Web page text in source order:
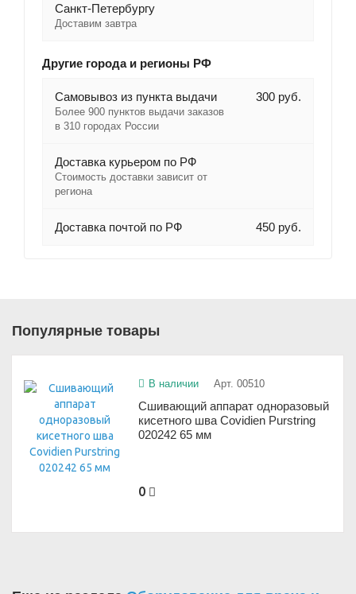
Санкт-Петербургу
Доставим завтра
Другие города и регионы РФ
Самовывоз из пункта выдачи
Более 900 пунктов выдачи заказов
в 310 городах России
300 руб.
Доставка курьером по РФ
Стоимость доставки зависит от
региона
Доставка почтой по РФ 450 руб.
Популярные товары
В наличии Арт. 00510
Сшивающий аппарат одноразовый
кисетного шва Covidien Purstring
020242 65 мм
0